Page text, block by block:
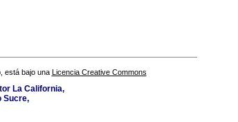
está bajo una Licencia Creative Commons
La California,
Sucre,